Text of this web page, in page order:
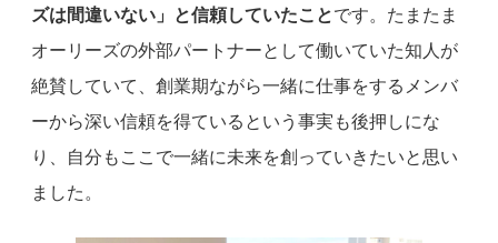
ズは間違いない」と信頼していたことです。たまたま
オーリーズの外部パートナーとして働いていた知人が
絶賛していて、創業期ながら一緒に仕事をするメンバ
ーから深い信頼を得ているという事実も後押しにな
り、自分もここで一緒に未来を創っていきたいと思い
ました。